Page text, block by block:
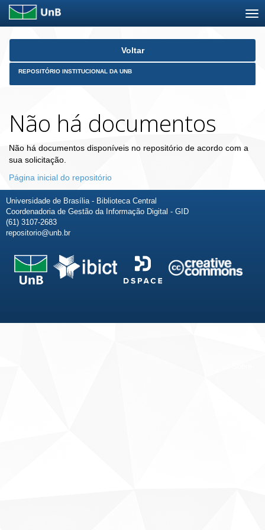
Skip
Voltar
REPOSITÓRIO INSTITUCIONAL DA UNB
Não há documentos
Não há documentos disponíveis no repositório de acordo com a
sua solicitação.
Página inicial do repositório
Universidade de Brasília - Biblioteca Central
Coordenadoria de Gestão da Informação Digital - GID
(61) 3107-2683
repositorio@unb.br